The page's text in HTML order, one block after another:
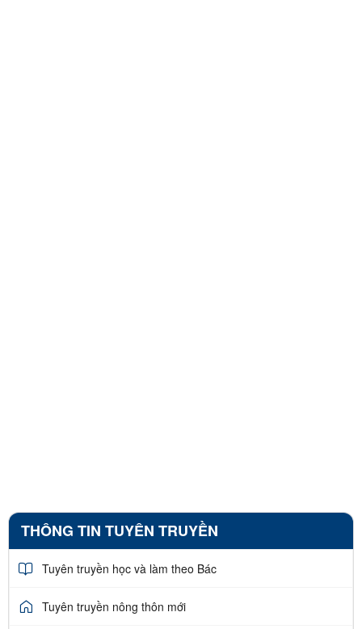
THÔNG TIN TUYÊN TRUYỀN
Tuyên truyền học và làm theo Bác
Tuyên truyền nông thôn mới